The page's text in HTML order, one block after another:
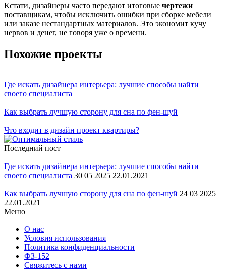
Кстати, дизайнеры часто передают итоговые чертежи
поставщикам, чтобы исключить ошибки при сборке мебели
или заказе нестандартных материалов. Это экономит кучу
нервов и денег, не говоря уже о времени.
Похожие проекты
Где искать дизайнера интерьера: лучшие способы найти
своего специалиста
Как выбрать лучшую сторону для сна по фен-шуй
Что входит в дизайн проект квартиры?
Последний пост
Где искать дизайнера интерьера: лучшие способы найти
своего специалиста 30 05 2025 22.01.2021
Как выбрать лучшую сторону для сна по фен-шуй 24 03 2025
22.01.2021
Меню
О нас
Условия использования
Политика конфиденциальности
ФЗ-152
Свяжитесь с нами